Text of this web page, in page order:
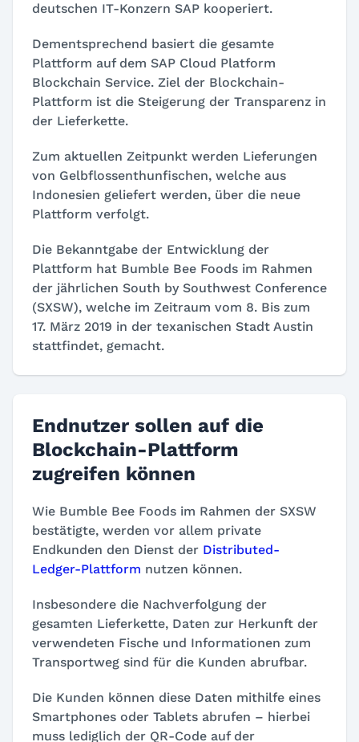
deutschen IT-Konzern SAP kooperiert.
Dementsprechend basiert die gesamte
Plattform auf dem SAP Cloud Platform
Blockchain Service. Ziel der Blockchain-
Plattform ist die Steigerung der Transparenz in
der Lieferkette.
Zum aktuellen Zeitpunkt werden Lieferungen
von Gelbflossenthunfischen, welche aus
Indonesien geliefert werden, über die neue
Plattform verfolgt.
Die Bekanntgabe der Entwicklung der
Plattform hat Bumble Bee Foods im Rahmen
der jährlichen South by Southwest Conference
(SXSW), welche im Zeitraum vom 8. Bis zum
17. März 2019 in der texanischen Stadt Austin
stattfindet, gemacht.
Endnutzer sollen auf die
Blockchain-Plattform
zugreifen können
Wie Bumble Bee Foods im Rahmen der SXSW
bestätigte, werden vor allem private
Endkunden den Dienst der Distributed-
Ledger-Plattform nutzen können.
Insbesondere die Nachverfolgung der
gesamten Lieferkette, Daten zur Herkunft der
verwendeten Fische und Informationen zum
Transportweg sind für die Kunden abrufbar.
Die Kunden können diese Daten mithilfe eines
Smartphones oder Tablets abrufen – hierbei
muss lediglich der QR-Code auf der